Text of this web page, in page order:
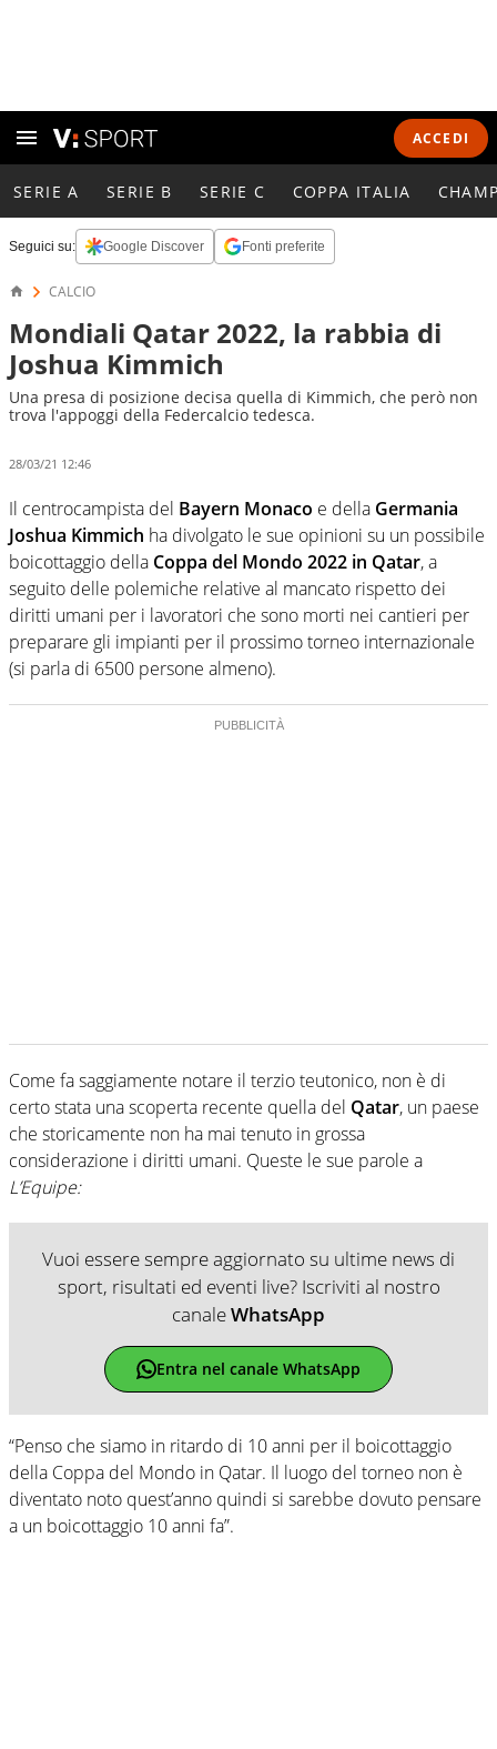
ACCEDI
SERIE A SERIE B SERIE C COPPA ITALIA
Seguici su: Google Discover Fonti preferite
CALCIO
Mondiali Qatar 2022, la rabbia di
Joshua Kimmich
Una presa di posizione decisa quella di Kimmich, che però non
trova l'appoggi della Federcalcio tedesca.
28/03/21 12:46
Il centrocampista del Bayern Monaco e della Germania
Joshua Kimmich ha divolgato le sue opinioni su un possibile
boicottaggio della Coppa del Mondo 2022 in Qatar, a
seguito delle polemiche relative al mancato rispetto dei
diritti umani per i lavoratori che sono morti nei cantieri per
preparare gli impianti per il prossimo torneo internazionale
(si parla di 6500 persone almeno).
Come fa saggiamente notare il terzio teutonico, non è di
certo stata una scoperta recente quella del Qatar, un paese
che storicamente non ha mai tenuto in grossa
considerazione i diritti umani. Queste le sue parole a
L’Equipe:
Vuoi essere sempre aggiornato su ultime news di
sport, risultati ed eventi live? Iscriviti al nostro
canaleWhatsApp
Entra nel canale WhatsApp
“Penso che siamo in ritardo di 10 anni per il boicottaggio
della Coppa del Mondo in Qatar. Il luogo del torneo non è
diventato noto quest’anno quindi si sarebbe dovuto pensare
a un boicottaggio 10 anni fa”.